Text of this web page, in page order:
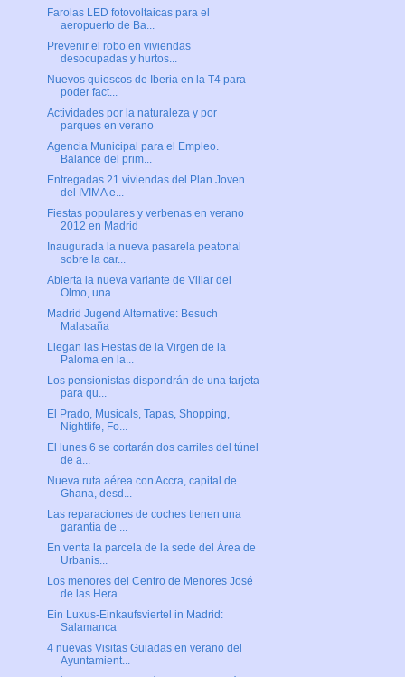
Farolas LED fotovoltaicas para el
aeropuerto de Ba...
Prevenir el robo en viviendas
desocupadas y hurtos...
Nuevos quioscos de Iberia en la T4 para
poder fact...
Actividades por la naturaleza y por
parques en verano
Agencia Municipal para el Empleo.
Balance del prim...
Entregadas 21 viviendas del Plan Joven
del IVIMA e...
Fiestas populares y verbenas en verano
2012 en Madrid
Inaugurada la nueva pasarela peatonal
sobre la car...
Abierta la nueva variante de Villar del
Olmo, una ...
Madrid Jugend Alternative: Besuch
Malasaña
Llegan las Fiestas de la Virgen de la
Paloma en la...
Los pensionistas dispondrán de una tarjeta
para qu...
El Prado, Musicals, Tapas, Shopping,
Nightlife, Fo...
El lunes 6 se cortarán dos carriles del túnel
de a...
Nueva ruta aérea con Accra, capital de
Ghana, desd...
Las reparaciones de coches tienen una
garantía de ...
En venta la parcela de la sede del Área de
Urbanis...
Los menores del Centro de Menores José
de las Hera...
Ein Luxus-Einkaufsviertel in Madrid:
Salamanca
4 nuevas Visitas Guiadas en verano del
Ayuntamient...